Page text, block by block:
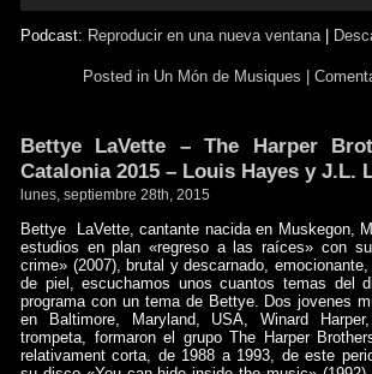
audio
Podcast: Reproducir en una nueva ventana|
Posted in Un Món de Musiques
Bettye LaVette – The Harper
Catalonia 2015 – Louis Hayes y J.L.
lunes, septiembre 28th, 2015
Bettye
LaVette, cantante nacida en Muskegon,
estudios en plan «regreso a las raíces» con
crime» (2007), brutal y descarnado,
de piel, escuchamos unos cuantos temas del
programa con un tema de Bettye. Dos jovenes
en Baltimore, Maryland, USA, Winard
trompeta, formaron el grupo The Harper
relativament corta, de 1988 a 1993, de este